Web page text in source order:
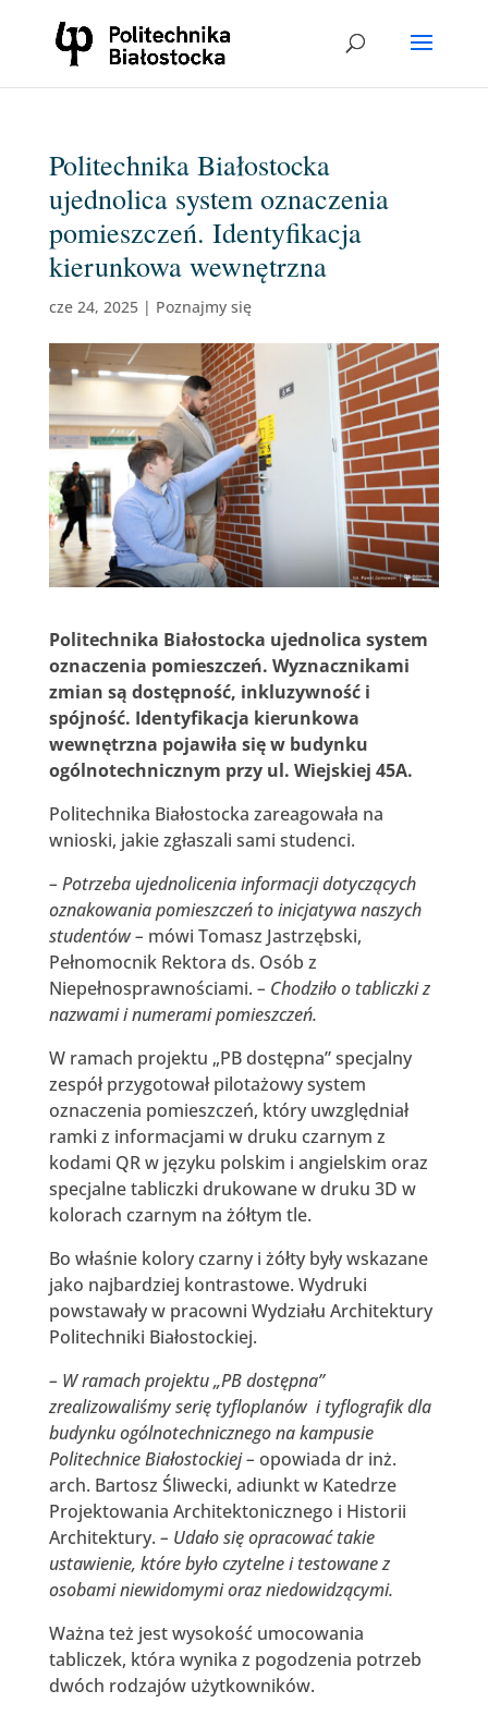
Politechnika Białostocka
ujednolica system oznaczenia
pomieszczeń. Identyfikacja
kierunkowa wewnętrzna
cze 24, 2025| Poznajmy się
Politechnika Białostocka ujednolica system
oznaczenia pomieszczeń. Wyznacznikami
zmian są dostępność, inkluzywność i
spójność. Identyfikacja kierunkowa
wewnętrzna pojawiła się w budynku
ogólnotechnicznym przy ul. Wiejskiej 45A.
Politechnika Białostocka zareagowała na
wnioski, jakie zgłaszali sami studenci.
– Potrzeba ujednolicenia informacji dotyczących
oznakowania pomieszczeń to inicjatywa naszych
studentów – mówi Tomasz Jastrzębski,
Pełnomocnik Rektora ds. Osób z
Niepełnosprawnościami. – Chodziło o tabliczki z
nazwami i numerami pomieszczeń.
W ramach projektu „PB dostępna” specjalny
zespół przygotował pilotażowy system
oznaczenia pomieszczeń, który uwzględniał
ramki z informacjami w druku czarnym z
kodami QR w języku polskim i angielskim oraz
specjalne tabliczki drukowane w druku 3D w
kolorach czarnym na żółtym tle.
Bo właśnie kolory czarny i żółty były wskazane
jako najbardziej kontrastowe. Wydruki
powstawały w pracowni Wydziału Architektury
Politechniki Białostockiej.
– W ramach projektu „PB dostępna”
zrealizowaliśmy serię tyfloplanów i tyflografik dla
budynku ogólnotechnicznego na kampusie
Politechnice Białostockiej – opowiada dr inż.
arch. Bartosz Śliwecki, adiunkt w Katedrze
Projektowania Architektonicznego i Historii
Architektury. – Udało się opracować takie
ustawienie, które było czytelne i testowane z
osobami niewidomymi oraz niedowidzącymi.
Ważna też jest wysokość umocowania
tabliczek, która wynika z pogodzenia potrzeb
dwóch rodzajów użytkowników.